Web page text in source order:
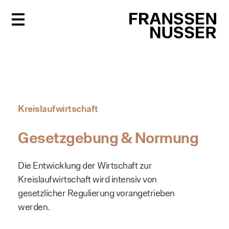
Kreislaufwirtschaft
Gesetzgebung & Normung
Die Entwicklung der Wirtschaft zur
Kreislaufwirtschaft wird intensiv von
gesetzlicher Regulierung vorangetrieben
werden.